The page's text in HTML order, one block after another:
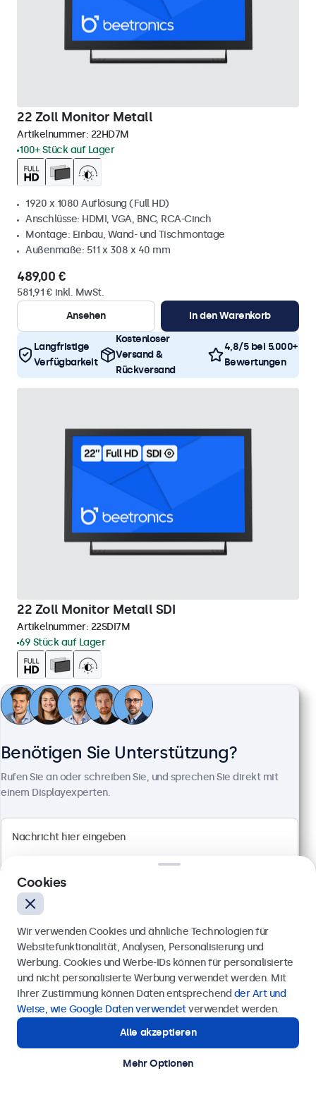
22 Zoll Monitor Metall
Artikelnummer: 22HD7M
100+ Stück auf Lager
1920 x 1080 Auflösung (Full HD)
Anschlüsse: HDMI, VGA, BNC, RCA-Cinch
Montage: Einbau, Wand- und Tischmontage
Außenmaße: 511 x 308 x 40 mm
489,00 €
581,91 € inkl. MwSt.
Ansehen
In den Warenkorb
Langfristige
Verfügbarkeit
Kostenloser
Versand &
Rückversand
4,8/5 bei 5.000+
Bewertungen
22 Zoll Monitor Metall SDI
Artikelnummer: 22SDI7M
69 Stück auf Lager
1920 x 1080 Auflösung (Full HD)
Anschlüsse: HDMI (Ein- & Ausgang), SDI (2x Ein- & 2x
Ausgang)
Außenmaße: 511 x 309 x 43 mm
799,00 €
950,81 € inkl. MwSt.
24 Zoll Monitor Metall
Benötigen Sie Unterstützung?
Rufen Sie an oder schreiben Sie, und sprechen Sie direkt mit
einem Displayexperten.
Anfrage senden
Rufen Sie uns an unter0211 38 78 95 62
Benötigen Sie Unterstützung?
Kontaktieren Sie uns!
Cookies
Wir verwenden Cookies und ähnliche Technologien für
Websitefunktionalität, Analysen, Personalisierung und
Werbung. Cookies und Werbe-IDs können für personalisierte
und nicht personalisierte Werbung verwendet werden. Mit
Ihrer Zustimmung können Daten entsprechend der Art und
Weise, wie Google Daten verwendetverwendet werden.
Alle akzeptieren
Mehr Optionen